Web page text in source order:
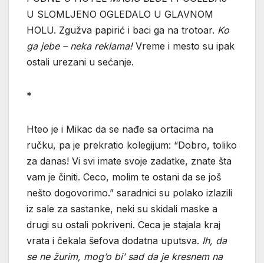
U SLOMLJENO OGLEDALO U GLAVNOM
HOLU. Zgužva papirić i baci ga na trotoar. Ko
ga jebe – neka reklama!Vreme i mesto su ipak
ostali urezani u sećanje.
*
Hteo je i Mikac da se nađe sa ortacima na
ručku, pa je prekratio kolegijum: “Dobro, toliko
za danas! Vi svi imate svoje zadatke, znate šta
vam je činiti. Ceco, molim te ostani da se još
nešto dogovorimo.” saradnici su polako izlazili
iz sale za sastanke, neki su skidali maske a
drugi su ostali pokriveni. Ceca je stajala kraj
vrata i čekala šefova dodatna uputsva. Ih, da
se ne žurim, mog’o bi’ sad da je kresnem na